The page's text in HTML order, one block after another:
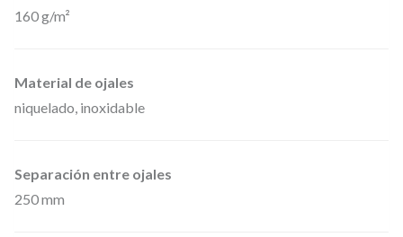
i
n
d
e
160 g/m²
Material de ojales
niquelado, inoxidable
Separación entre ojales
250 mm